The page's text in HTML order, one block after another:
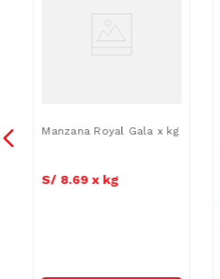
Manzana Royal Gala x kg
S/ 8.69x kg